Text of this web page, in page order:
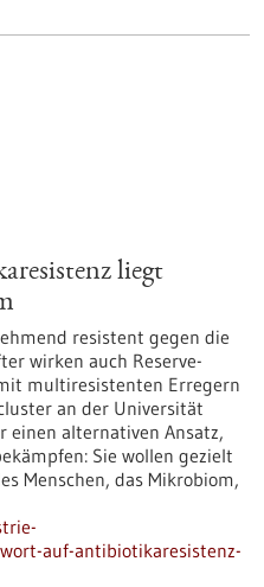
liegt
resistent gegen die
wirken auch Reserve-
multiresistenten Erregern
an der Universität
einen alternativen Ansatz,
Sie wollen gezielt
Menschen, das Mikrobiom,
auf-antibiotikaresistenz-